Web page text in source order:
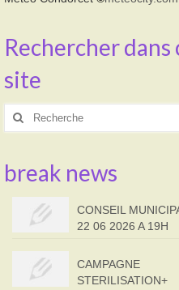
Rechercher dans
site
Rechercher
break news
CONSEIL
22 06 2026 A 19H
CAMPAGNE
STERILISATION+